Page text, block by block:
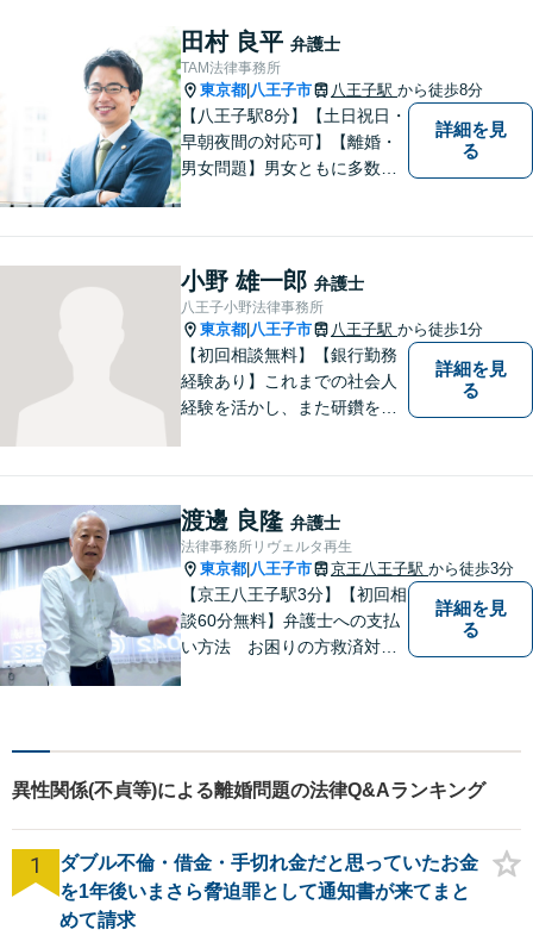
お電話の際に『ココナラ経由
で八幡弁護士に相談希望』と
お伝え下さい。
田村 良平 弁護士
TAM法律事務所
東京都 八王子市 八王子駅 から徒歩8分
【八王子駅8分】【土日祝日・
早朝夜間の対応可】【離婚・
男女問題】男女ともに多数実
い。
詳細を見
る
小野 雄一郎 弁護士
八王子小野法律事務所
東京都 八王子市 八王子駅 から徒歩1分
【初回相談無料】【銀行勤務
経験あり】これまでの社会人
経験を活かし、また研鑽を怠
軽にご相談ください。
詳細を見
る
渡邊 良隆 弁護士
法律事務所リヴェルタ再生
東京都 八王子市 京王八王子駅 から徒歩3分
【京王八王子駅3分】【初回相
談60分無料】弁護士への支払
い方法 お困りの方救済対応
護士の裁量により費用の分割
が可能です。法律事務所リベ
ルタ再生はこれに該当いたし
ます。
詳細を見
る
異性関係(不貞等)による離婚問題の法律Q&Aランキング
1
ダブル不倫・借金・手切れ金だと思っていたお金
を1年後いまさら脅迫罪として通知書が来てまと
めて請求